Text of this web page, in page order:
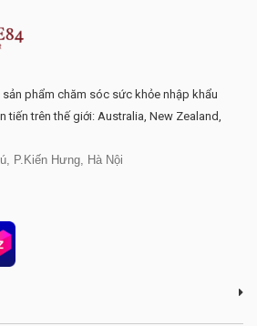
phẩm chăm sóc sức khỏe nhập khẩu
tiến trên thế giới: Australia, New Zealand,
P.Kiến Hưng, Hà Nội